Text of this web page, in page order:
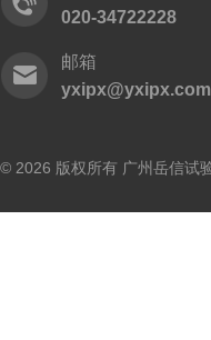
020-34722228
邮箱
yxipx@yxipx.com
© 2026 版权所有 广州岳信试